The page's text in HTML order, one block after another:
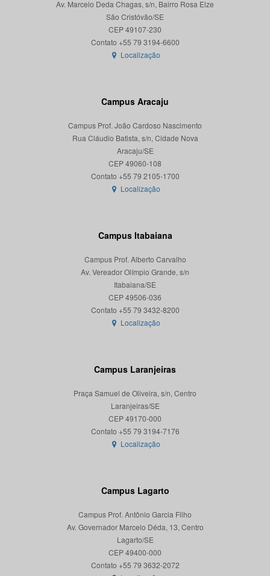
Av. Marcelo Deda Chagas, s/n, Bairro Rosa Elze
São Cristóvão/SE
CEP 49107-230
Localização
Campus Aracaju
Campus Prof. João Cardoso Nascimento
Rua Cláudio Batista, s/n, Cidade Nova
Aracaju/SE
CEP 49060-108
Localização
Campus Itabaiana
Campus Prof. Alberto Carvalho
Av. Vereador Olímpio Grande, s/n
Itabaiana/SE
CEP 49506-036
Localização
Campus Laranjeiras
Praça Samuel de Oliveira, s/n, Centro
Laranjeiras/SE
CEP 49170-000
Localização
Campus Lagarto
Campus Prof. Antônio Garcia Filho
Av. Governador Marcelo Déda, 13, Centro
Lagarto/SE
CEP 49400-000